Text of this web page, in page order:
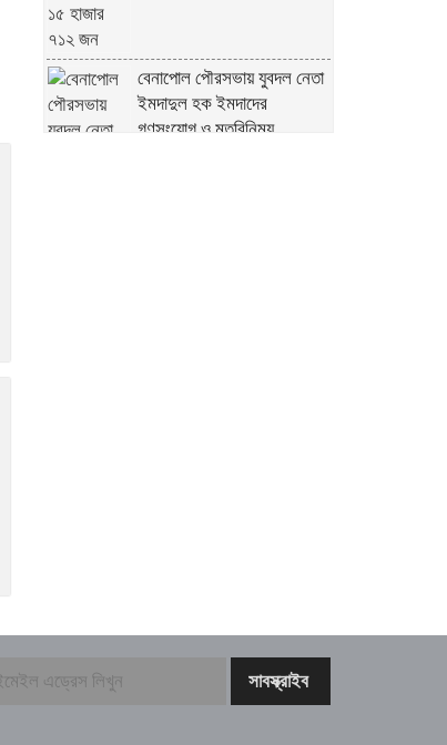
বেনাপোল পৌরসভায় যুবদল নেতা
ইমদাদুল হক ইমদাদের
গণসংযোগ ও মতবিনিময়
লাদাখ থেকে ফিরেই মিঠুনকে
দেখতে হাসপাতলে দেব